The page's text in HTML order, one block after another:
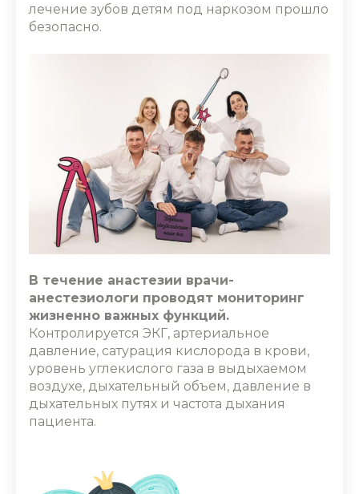
лечение зубов детям под наркозом прошло
безопасно.
В течение анастезии врачи-
анестезиологи проводят мониторинг
жизненно важных функций.
Контролируется ЭКГ, артериальное
давление, сатурация кислорода в крови,
уровень углекислого газа в выдыхаемом
воздухе, дыхательный объем, давление в
дыхательных путях и частота дыхания
пациента.